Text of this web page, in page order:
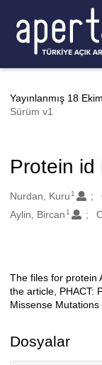
Yayınlanmış 18
Sürüm v1
Protein id
Oluşturanlar
Nurdan, Kuru 1
Aylin, Bircan 1
Açıklama
The files for protein
the article, PHACT:
Missense Mutations
Dosyalar